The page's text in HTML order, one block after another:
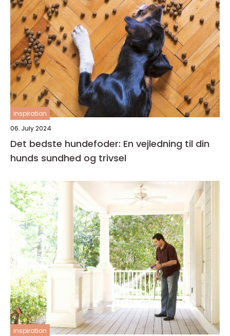
inspiration
06. July 2024
Det bedste hundefoder: En vejledning til din
hunds sundhed og trivsel
inspiration